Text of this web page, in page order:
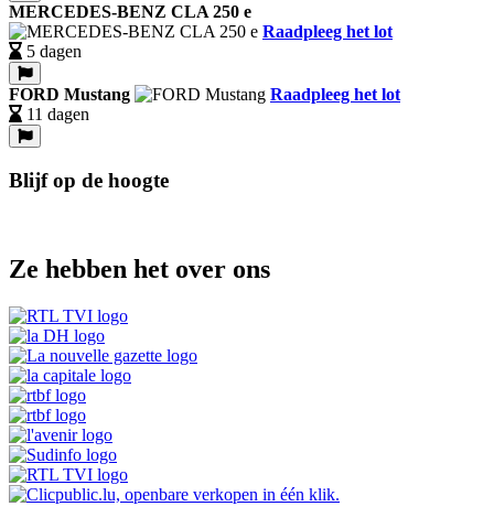
MERCEDES-BENZ CLA 250 e
Raadpleeg het lot
5 dagen
FORD Mustang
Raadpleeg het lot
11 dagen
Blijf op de hoogte
Ze hebben het over ons